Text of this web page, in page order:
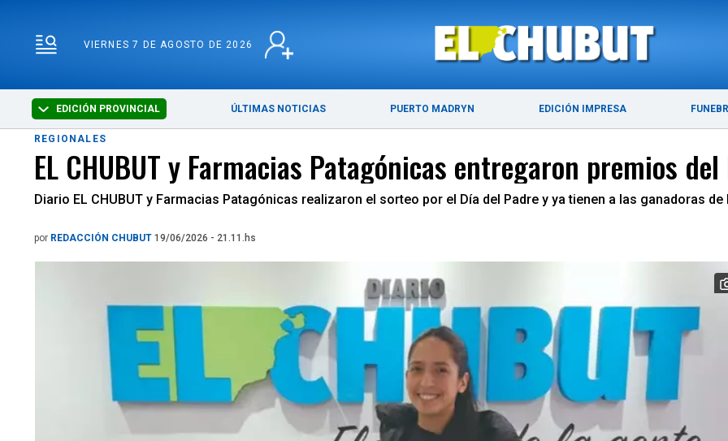
VIERNES 7 DE AGOSTO DE 2026
EDICIÓN PROVINCIAL ÚLTIMAS NOTICIAS PUERTO MADRYN EDICIÓN IMPRESA
VIERNES 7 DE AGOSTO DE 2026 ÚLTIMAS NOTICIAS PUERTO MADRYN
REGIONALES
EL CHUBUT y Farmacias Patagónicas entregaron premios
Diario EL CHUBUT y Farmacias Patagónicas realizaron el sorteo por el Día del Padre y ya tienen a las ganadoras
por REDACCIÓN CHUBUT 19/06/2026 - 21.11.hs